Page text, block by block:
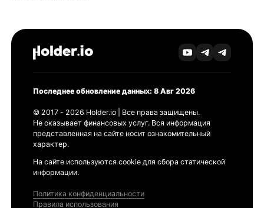
Последнее обновление данных: 8 Авг 2026
© 2017 - 2026 Holder.io | Все права защищены.
Не оказывает финансовых услуг. Вся информация
представленная на сайте носит ознакомительный
характер.
На сайте используются cookie для сбора статической
информации.
Политика конфиденциальности
Правила использования